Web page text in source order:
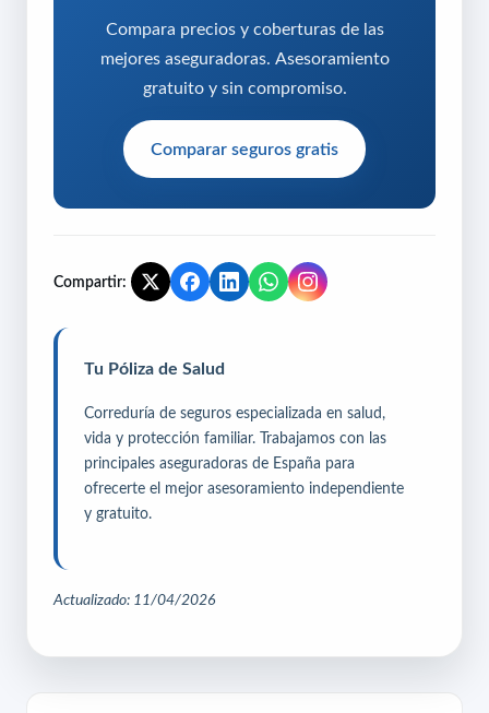
Compara precios y coberturas de las
mejores aseguradoras. Asesoramiento
gratuito y sin compromiso.
Comparar seguros gratis
Compartir:
Tu Póliza de Salud
Correduría de seguros especializada en salud,
vida y protección familiar. Trabajamos con las
principales aseguradoras de España para
ofrecerte el mejor asesoramiento independiente
y gratuito.
Actualizado: 11/04/2026